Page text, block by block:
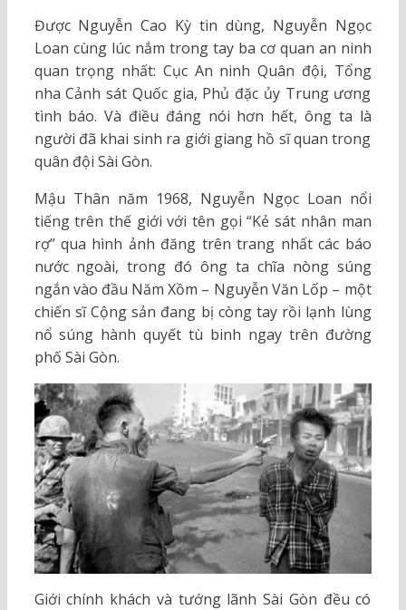
Được Nguyễn Cao Kỳ tin dùng, Nguyễn Ngọc
Loan cùng lúc nắm trong tay ba cơ quan an ninh
quan trọng nhất: Cục An ninh Quân đội, Tổng
nha Cảnh sát Quốc gia, Phủ đặc ủy Trung ương
tình báo. Và điều đáng nói hơn hết, ông ta là
người đã khai sinh ra giới giang hồ sĩ quan trong
quân đội Sài Gòn.
Mậu Thân năm 1968, Nguyễn Ngọc Loan nổi
tiếng trên thế giới với tên gọi “Kẻ sát nhân man
rợ” qua hình ảnh đăng trên trang nhất các báo
nước ngoài, trong đó ông ta chĩa nòng súng
ngắn vào đầu Năm Xồm – Nguyễn Văn Lốp – một
chiến sĩ Cộng sản đang bị còng tay rồi lạnh lùng
nổ súng hành quyết tù binh ngay trên đường
phố Sài Gòn.
Giới chính khách và tướng lãnh Sài Gòn đều có